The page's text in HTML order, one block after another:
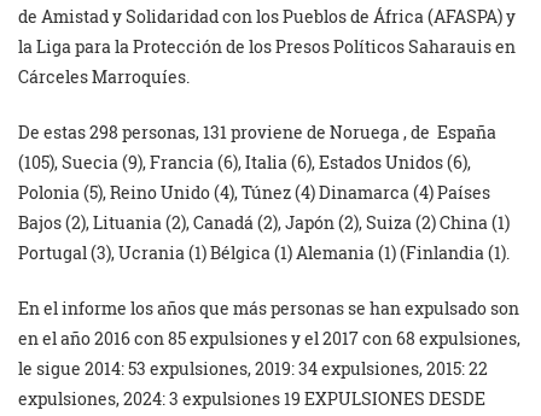
de Amistad y Solidaridad con los Pueblos de África (AFASPA) y
la Liga para la Protección de los Presos Políticos Saharauis en
Cárceles Marroquíes.
De estas 298 personas, 131 proviene de Noruega , de España
(105), Suecia (9), Francia (6), Italia (6), Estados Unidos (6),
Polonia (5), Reino Unido (4), Túnez (4) Dinamarca (4) Países
Bajos (2), Lituania (2), Canadá (2), Japón (2), Suiza (2) China (1)
Portugal (3), Ucrania (1) Bélgica (1) Alemania (1) (Finlandia (1).
En el informe los años que más personas se han expulsado son
en el año 2016 con 85 expulsiones y el 2017 con 68 expulsiones,
le sigue 2014: 53 expulsiones, 2019: 34 expulsiones, 2015: 22
expulsiones, 2024: 3 expulsiones 19 EXPULSIONES DESDE